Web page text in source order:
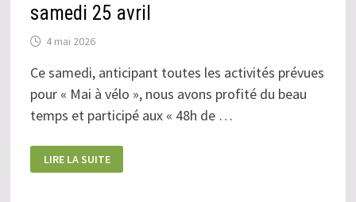
samedi 25 avril
4 mai 2026
Ce samedi, anticipant toutes les activités prévues
pour « Mai à vélo », nous avons profité du beau
temps et participé aux « 48h de …
25
AVRIL
LIRE LA SUITE